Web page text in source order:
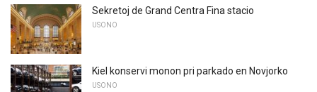
Sekretoj de Grand Centra Fina stacio
USONO
Kiel konservi monon pri parkado en Novjorko
USONO